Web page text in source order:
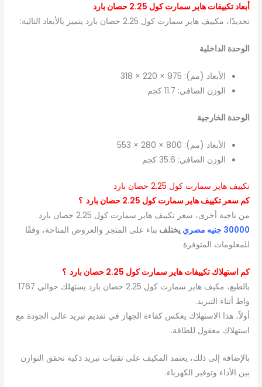
أبعاد تكييفات هاير سمارت كول 2.25 حصان بارد
تحديدًا، مكييف هاير سمارت كول 2.25 حصان بارد يتميز بالأبعاد التالية:
الوحدة الداخلية
الأبعاد (مم): 975 × 220 × 318
الوزن الصافي: 11.7 كجم
الوحدة الخارجية
الأبعاد (مم): 800 × 280 × 553
الوزن الصافي: 35.6 كجم
تكييف هاير سمارت كول 2.25 حصان بارد
كم سعر تكييف هاير سمارت كول 2.25 حصان بارد ؟
من ناحية أخرى، سعر تكييف هاير سمارت كول 2.25 حصان بارد
30000 جنيه مصري يختلف بناء على المتجر والعروض المتاحة، وفقًا
للمعلومات المتوفرة
كم استهلاك تكييفات هاير سمارت كول 2.25 حصان بارد ؟
بالطبع، مكيف هاير سمارت كول 2.25 حصان بارد يستهلك حوالي 1767
واط أثناء التبريد.
أولاً، هذا الاستهلاك يعكس كفاءة الجهاز في تقديم تبريد عالي الجودة مع
استهلاك معقول للطاقة.
بالإضافة إلى ذلك، يعتمد المكيف على تقنيات تبريد ذكية تحقق التوازن
بين الأداء وتوفير الكهرباء.